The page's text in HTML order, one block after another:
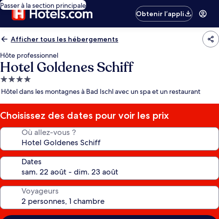
Passer à la section principale
Obtenir l’appli
Afficher tous les hébergements
Hôte professionnel
Hotel Goldenes Schiff
Hébergement
4.0 étoiles
Hôtel dans les montagnes à Bad Ischl avec un spa et un restaurant
Choisissez des dates pour voir les prix
Où allez-vous ?
Dates
Voyageurs